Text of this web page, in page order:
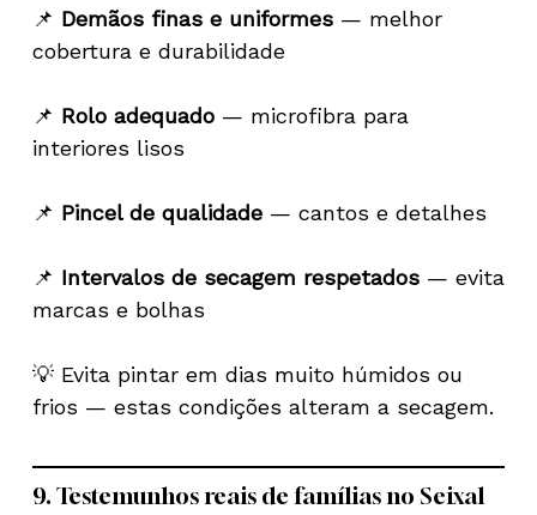
Go To Shop
📌 Demãos finas e uniformes— melhor
cobertura e durabilidade
📌 Rolo adequado— microfibra para
interiores lisos
📌 Pincel de qualidade— cantos e detalhes
📌 Intervalos de secagem respetados— evita
marcas e bolhas
💡 Evita pintar em dias muito húmidos ou
frios — estas condições alteram a secagem.
9. Testemunhos reais de famílias no Seixal